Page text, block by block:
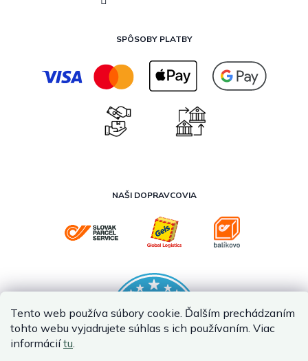
Tento web používa súbory cookie. Ďalším prechádzaním
tohto webu vyjadrujete súhlas s ich používaním. Viac
informáciítu.
SPÔSOBY PLATBY
NAŠI DOPRAVCOVIA